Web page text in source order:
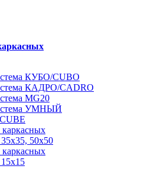
КУБО/CUBO
КАДРО/CADRO
MG20
УМНЫЙ
50x50